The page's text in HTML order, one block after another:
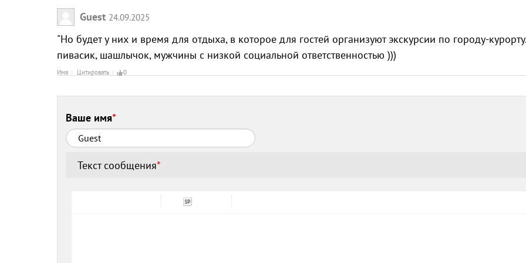
Guest 24.09.2025
"Но будет у них и время для отдыха, в которое для гостей организуют экскурсии по городу-
пивасик, шашлычок, мужчины с низкой социальной ответственностью )))
Имя Цитировать 0
Ваше имя*
Текст сообщения*